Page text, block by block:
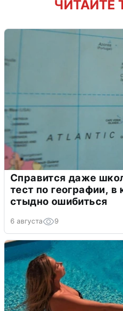
ЧИТАЙТЕ
Справится даже
тест по географии, в
стыдно ошибиться
6 августа 9